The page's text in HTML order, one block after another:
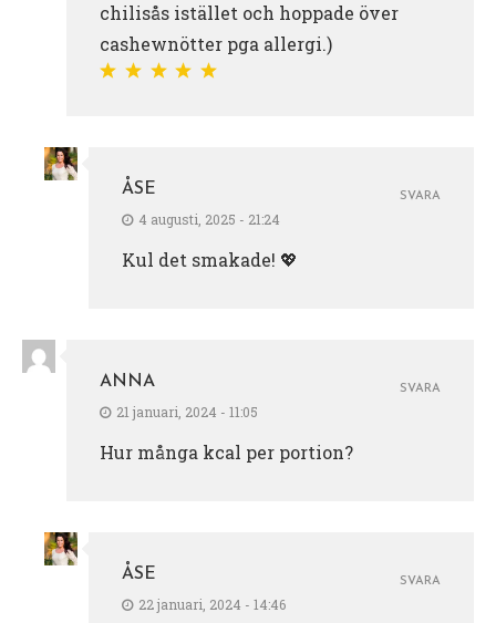
chilisås istället och hoppade över
cashewnötter pga allergi.)
ÅSE
4 augusti, 2025 - 21:24
Kul det smakade! 💖
SVARA
ANNA
21 januari, 2024 - 11:05
Hur många kcal per portion?
SVARA
ÅSE
22 januari, 2024 - 14:46
SVARA